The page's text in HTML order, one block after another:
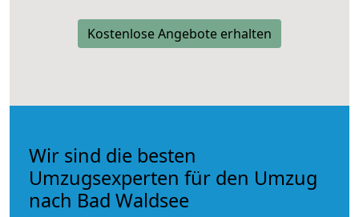
Kostenlose Angebote erhalten
Wir sind die besten
Umzugsexperten für den Umzug
nach Bad Waldsee